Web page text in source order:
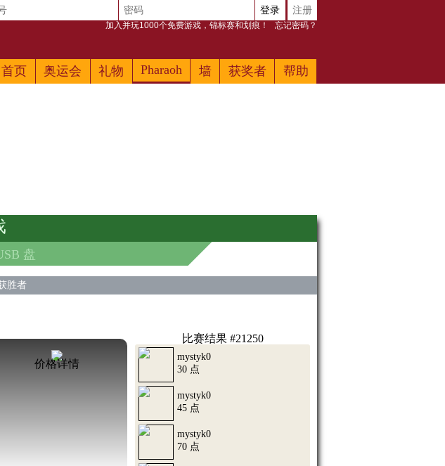
首页 奥运会 礼物 Pharaoh 墙 获奖者 帮助
登录 注册
加入并玩1000个免费游戏，锦标赛和划痕！ 忘记密码？
盘
胜者
价格详情
比赛结果 #21250
mystyk0
30 点
mystyk0
45 点
mystyk0
70 点